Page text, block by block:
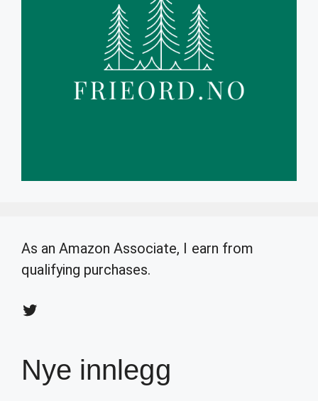
As an Amazon Associate, I earn from
qualifying purchases.
Twitter
Nye innlegg